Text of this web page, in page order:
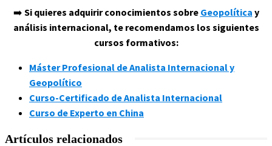
➡️ Si quieres adquirir conocimientos sobre Geopolítica y
análisis internacional, te recomendamos los siguientes
cursos formativos:
Máster Profesional de Analista Internacional y
Geopolítico
Curso-Certificado de Analista Internacional
Curso de Experto en China
Artículos relacionados